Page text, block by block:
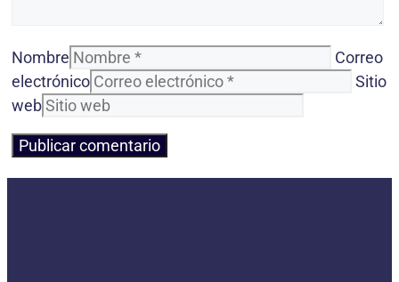
Nombre
Correo
electrónico
Sitio
web